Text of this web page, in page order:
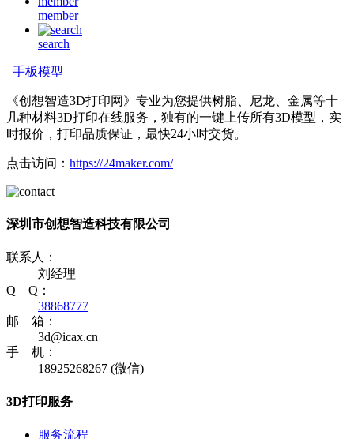
member
search
手板模型
《创想智造3D打印网》专业为您提供树脂、尼龙、金属等十
几种材料3D打印在线服务，独有的一键上传所有3D模型，实
时报价，打印品质保证，最快24小时交货。
点击访问： https://24maker.com/
深圳市创想智造科技有限公司
联系人：
刘经理
Q Q：
38868777
邮 箱：
3d@icax.cn
手 机：
18925268267 (微信)
3D打印服务
服务流程